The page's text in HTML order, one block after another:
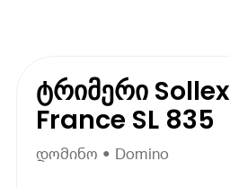
ტრიმერი Sollex
France SL 835
დომინო • Domino